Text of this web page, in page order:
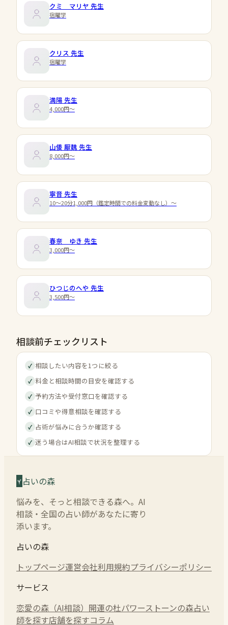
クミ マリヤ 先生
宿曜学
クリス 先生
宿曜学
満陽 先生
4,000円〜
山倭 厭魏 先生
8,000円〜
寧音 先生
10～20分1,000円（鑑定時間での料金変動なし）～
春奈 ゆき 先生
3,000円〜
ひつじのへや 先生
3,500円〜
相談前チェックリスト
✓ 相談したい内容を1つに絞る
✓ 料金と相談時間の目安を確認する
✓ 予約方法や受付窓口を確認する
✓ 口コミや得意相談を確認する
✓ 占術が悩みに合うか確認する
✓ 迷う場合はAI相談で状況を整理する
占いの森
悩みを、そっと相談できる森へ。AI
相談・全国の占い師があなたに寄り
添います。
占いの森
トップページ運営会社利用規約プライバシーポリシー
サービス
恋愛の森（AI相談） 開運の杜パワーストーンの森占い
師を探す店舗を探すコラム